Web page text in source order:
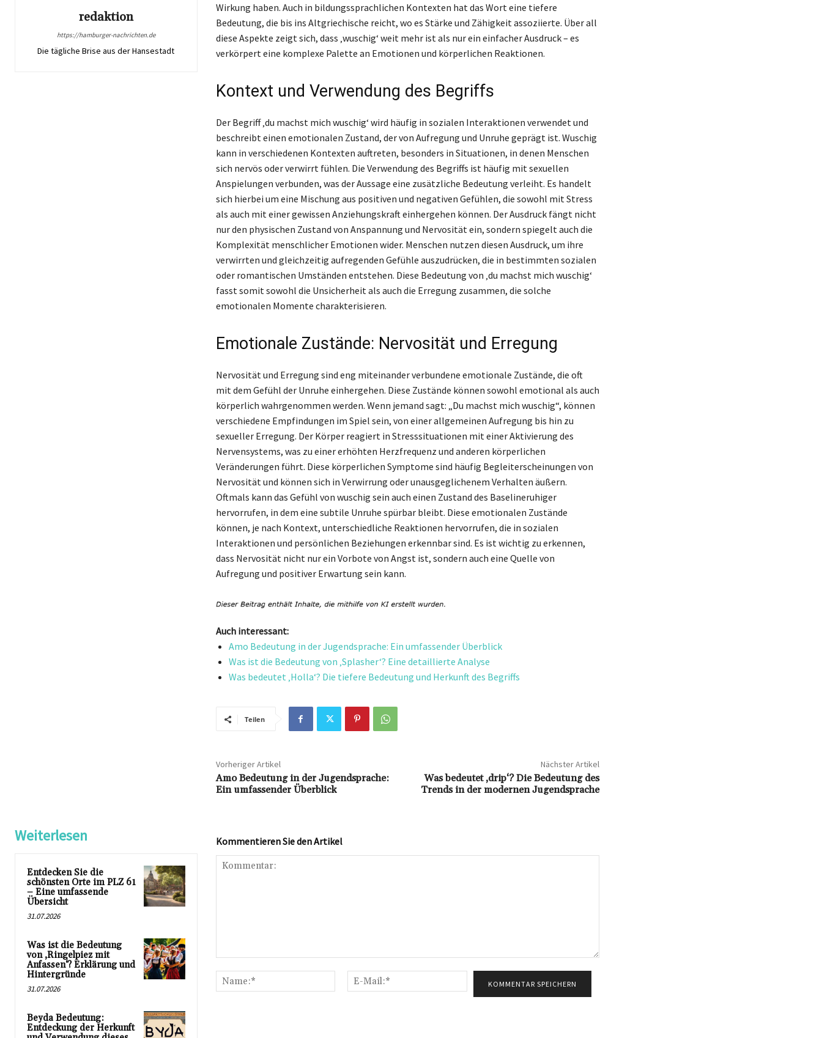
redaktion
https://hamburger-nachrichten.de
Die tägliche Brise aus der Hansestadt
Wirkung haben. Auch in bildungssprachlichen Kontexten hat das Wort eine tiefere
Bedeutung, die bis ins Altgriechische reicht, wo es Stärke und Zähigkeit assoziierte. Über all
diese Aspekte zeigt sich, dass ‚wuschig‘ weit mehr ist als nur ein einfacher Ausdruck – es
verkörpert eine komplexe Palette an Emotionen und körperlichen Reaktionen.
Kontext und Verwendung des Begriffs
Der Begriff ‚du machst mich wuschig‘ wird häufig in sozialen Interaktionen verwendet und
beschreibt einen emotionalen Zustand, der von Aufregung und Unruhe geprägt ist. Wuschig
kann in verschiedenen Kontexten auftreten, besonders in Situationen, in denen Menschen
sich nervös oder verwirrt fühlen. Die Verwendung des Begriffs ist häufig mit sexuellen
Anspielungen verbunden, was der Aussage eine zusätzliche Bedeutung verleiht. Es handelt
sich hierbei um eine Mischung aus positiven und negativen Gefühlen, die sowohl mit Stress
als auch mit einer gewissen Anziehungskraft einhergehen können. Der Ausdruck fängt nicht
nur den physischen Zustand von Anspannung und Nervosität ein, sondern spiegelt auch die
Komplexität menschlicher Emotionen wider. Menschen nutzen diesen Ausdruck, um ihre
verwirrten und gleichzeitig aufregenden Gefühle auszudrücken, die in bestimmten sozialen
oder romantischen Umständen entstehen. Diese Bedeutung von ‚du machst mich wuschig‘
fasst somit sowohl die Unsicherheit als auch die Erregung zusammen, die solche
emotionalen Momente charakterisieren.
Emotionale Zustände: Nervosität und Erregung
Nervosität und Erregung sind eng miteinander verbundene emotionale Zustände, die oft
mit dem Gefühl der Unruhe einhergehen. Diese Zustände können sowohl emotional als auch
körperlich wahrgenommen werden. Wenn jemand sagt: „Du machst mich wuschig“, können
verschiedene Empfindungen im Spiel sein, von einer allgemeinen Aufregung bis hin zu
sexueller Erregung. Der Körper reagiert in Stresssituationen mit einer Aktivierung des
Nervensystems, was zu einer erhöhten Herzfrequenz und anderen körperlichen
Veränderungen führt. Diese körperlichen Symptome sind häufig Begleiterscheinungen von
Nervosität und können sich in Verwirrung oder unausgeglichenem Verhalten äußern.
Oftmals kann das Gefühl von wuschig sein auch einen Zustand des Baselineruhiger
hervorrufen, in dem eine subtile Unruhe spürbar bleibt. Diese emotionalen Zustände
können, je nach Kontext, unterschiedliche Reaktionen hervorrufen, die in sozialen
Interaktionen und persönlichen Beziehungen erkennbar sind. Es ist wichtig zu erkennen,
dass Nervosität nicht nur ein Vorbote von Angst ist, sondern auch eine Quelle von
Aufregung und positiver Erwartung sein kann.
Auch interessant:
Amo Bedeutung in der Jugendsprache: Ein umfassender Überblick
Was ist die Bedeutung von ‚Splasher‘? Eine detaillierte Analyse
Was bedeutet ‚Holla‘? Die tiefere Bedeutung und Herkunft des Begriffs
Teilen
Vorheriger Artikel
Amo Bedeutung in der Jugendsprache:
Ein umfassender Überblick
Nächster Artikel
Was bedeutet ‚drip‘? Die Bedeutung des
Trends in der modernen Jugendsprache
Weiterlesen
Entdecken Sie die
schönsten Orte im PLZ 61
– Eine umfassende
Übersicht
31.07.2026
Was ist die Bedeutung
von ‚Ringelpiez mit
Anfassen‘? Erklärung und
Hintergründe
31.07.2026
Beyda Bedeutung:
Entdeckung der Herkunft
Kommentieren Sie den Artikel
Name:*
Mail:*